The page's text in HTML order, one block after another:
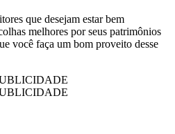
que desejam estar bem
melhores por seus patrimônios
você faça um bom proveito desse